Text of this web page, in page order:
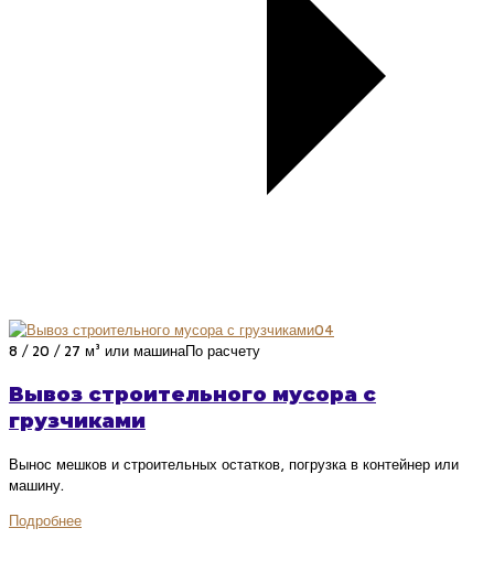
04
8 / 20 / 27 м³ или машинаПо расчету
Вывоз строительного мусора с
грузчиками
Вынос мешков и строительных остатков, погрузка в контейнер или
машину.
Подробнее